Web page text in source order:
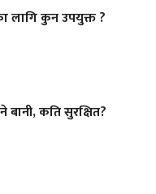
लागि कुन उपयुक्त ?
कति सुरक्षित?